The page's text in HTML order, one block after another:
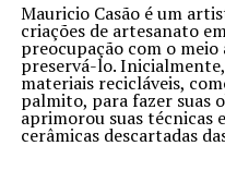
Mauricio Casão é um
criações de artesanato
preocupação com o meio
preservá-lo.
materiais recicláveis,
palmito, para fazer suas
aprimorou suas técnicas
cerâmicas descartadas